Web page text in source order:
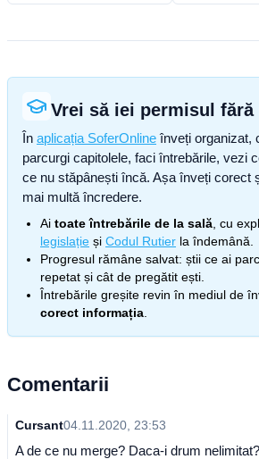
Vrei să iei permisul fără
În aplicația SoferOnline înveți organizat,
parcurgi capitolele, faci întrebările, vezi
ce nu stăpânești încă. Așa înveți corect
mai multă încredere.
Ai toate întrebările de la sală , cu
legislație și Codul Rutier la îndemână.
Progresul rămâne salvat: știi ce ai
repetat și cât de pregătit ești.
Întrebările greșite revin în mediul de
corect informația
Comentarii
Cursant04.11.2020, 23:53
A de ce nu merge? Daca-i drum